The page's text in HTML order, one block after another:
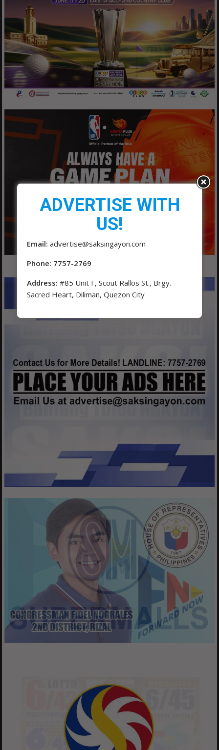
ADVERTISE WITH
US!
Email: advertise@saksingayon.com
Phone: 7757-2769
Address: #85 Unit F, Scout Rallos St., Brgy.
Sacred Heart, Diliman, Quezon City